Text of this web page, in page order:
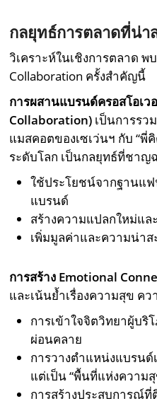
กลยุทธ์การตลาดที่น่า
วิเคราะห์ในเชิงการตลาด
Collaboration ครั้งสำคัญนี้
การผสานแบรนด์ครอสโอเว
Collaboration) เป็นการรว
แมสคอตของเซเว่นฯ กับ “พี่
ระดับโลก เป็นกลยุทธ์ที่ชาญ
ใช้ประโยชน์จากฐานแ
แบรนด์
สร้างความแปลกใหม่แล
เพิ่มมูลค่าและความน่า
การสร้าง Emotional
และเน้นย้ำเรื่องความสุข ค
การเข้าใจจิตวิทยาผู้บ
ผ่อนคลาย
การวางตำแหน่งแบรน
แต่เป็น “พื้นที่แห่งความ
การสร้างประสบการณ์ที่